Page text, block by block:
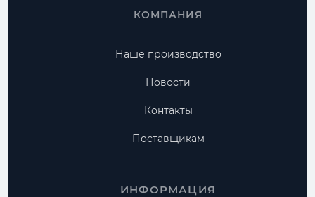
КОМПАНИЯ
Наше производство
Новости
Контакты
Поставщикам
ИНФОРМАЦИЯ